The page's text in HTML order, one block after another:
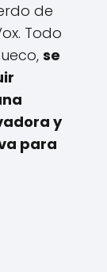
de
Todo
se
y
para